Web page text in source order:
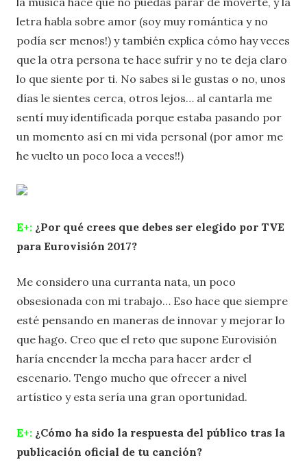
letra habla sobre amor (soy muy romántica y no
podía ser menos!) y también explica cómo hay veces
que la otra persona te hace sufrir y no te deja claro
lo que siente por ti. No sabes si le gustas o no, unos
días le sientes cerca, otros lejos… al cantarla me
sentí muy identificada porque estaba pasando por
un momento así en mi vida personal (por amor me
he vuelto un poco loca a veces!!)
E+: ¿Por qué crees que debes ser elegido por TVE
para Eurovisión 2017?
Me considero una curranta nata, un poco
obsesionada con mi trabajo… Eso hace que siempre
esté pensando en maneras de innovar y mejorar lo
que hago. Creo que el reto que supone Eurovisión
haría encender la mecha para hacer arder el
escenario. Tengo mucho que ofrecer a nivel
artístico y esta sería una gran oportunidad.
E+: ¿Cómo ha sido la respuesta del público tras la
publicación oficial de tu canción?